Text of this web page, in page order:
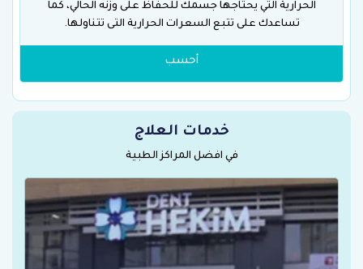
الحرارية التي يحتاجها جسمك للحفاظ على وزنه الحالي، كما
تساعدك على تتبع السعرات الحرارية التى تتناولها.
أحسب
خدمات العلاج
في افضل المراكز الطبية